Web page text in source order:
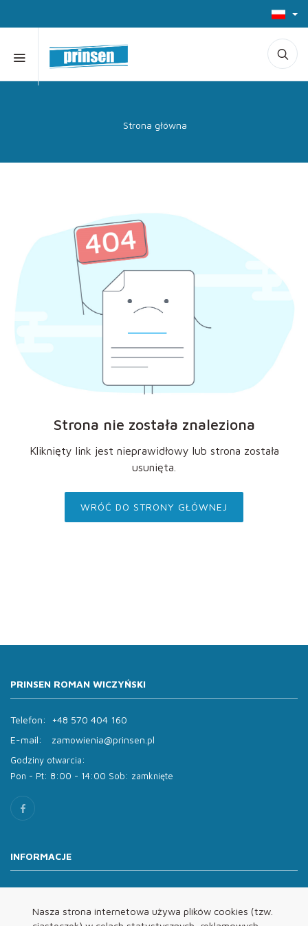
Nasza strona internetowa używa plików cookies (tzw.
Strona główna
Strona nie została znaleziona
Kliknięty link jest nieprawidłowy lub strona została
usunięta.
WRÓĆ DO STRONY GŁÓWNEJ
PRINSEN ROMAN WICZYŃSKI
Telefon:
+48 570 404 160
E-mail:
zamowienia@prinsen.pl
Godziny otwarcia:
Pon - Pt: 8:00 - 14:00 Sob: zamknięte
INFORMACJE
Oferta